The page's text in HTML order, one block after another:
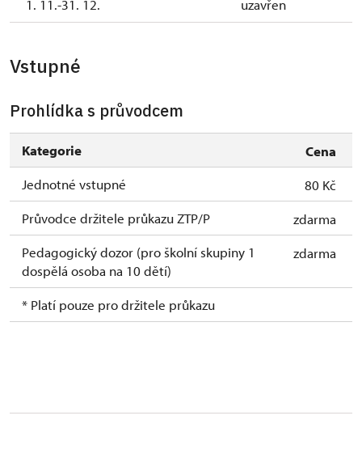
1. 11.-31. 12. uzavřen
Vstupné
Prohlídka s průvodcem
Kategorie
Cena
Jednotné vstupné
80 Kč
Průvodce držitele průkazu ZTP/P
zdarma
Pedagogický dozor (pro školní skupiny 1
dospělá osoba na 10 dětí)
zdarma
* Platí pouze pro držitele průkazu